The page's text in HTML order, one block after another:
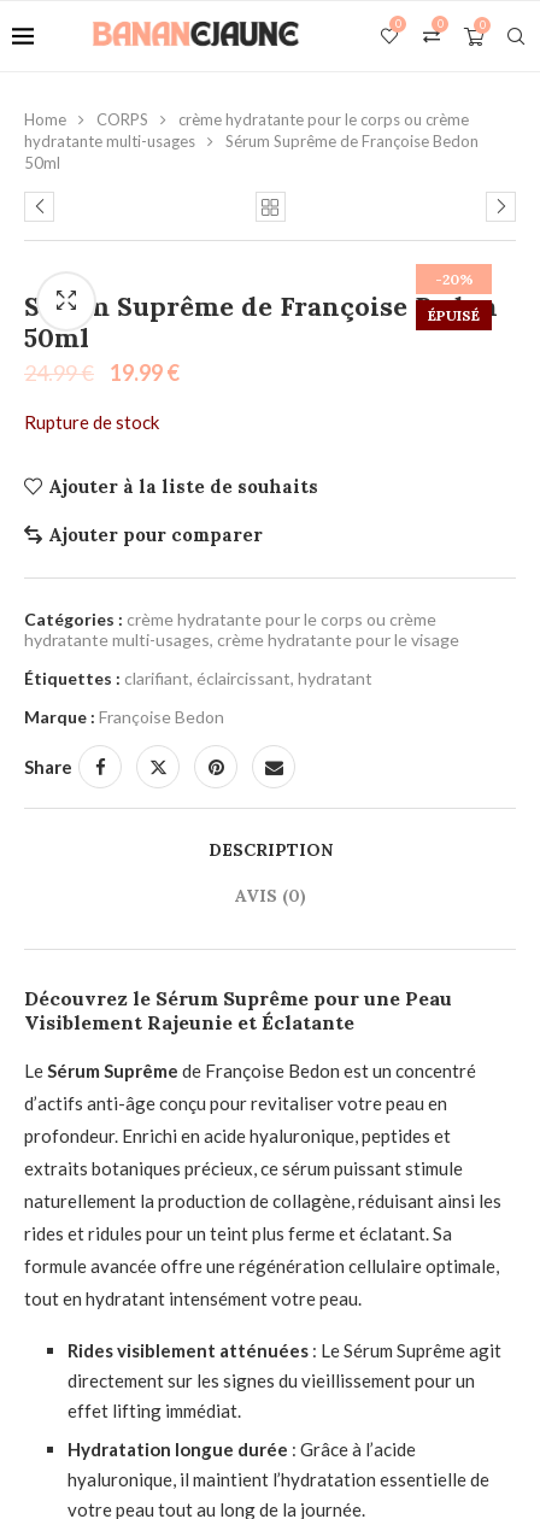
0
0
0
Home CORPS
crème hydratante pour le corps ou crème
hydratante multi-usages
Sérum Suprême de Françoise Bedon
50ml
-20%
ÉPUISÉ
Sérum Suprême de Françoise Bedon
50ml
24.99€ 19.99€
Rupture de stock
Ajouter à la liste de souhaits
Ajouter pour comparer
Catégories : crème hydratante pour le corps ou crème
hydratante multi-usages, crème hydratante pour le visage
Étiquettes : clarifiant, éclaircissant, hydratant
Marque : Françoise Bedon
Share
DESCRIPTION
AVIS (0)
Découvrez le Sérum Suprême pour une Peau
Visiblement Rajeunie et Éclatante
LeSérum Suprême de Françoise Bedon est un concentré
d’actifs anti-âge conçu pour revitaliser votre peau en
profondeur. Enrichi en acide hyaluronique, peptides et
extraits botaniques précieux, ce sérum puissant stimule
naturellement la production de collagène, réduisant ainsi les
rides et ridules pour un teint plus ferme et éclatant. Sa
formule avancée offre une régénération cellulaire optimale,
tout en hydratant intensément votre peau.
Rides visiblement atténuées : Le Sérum Suprême agit
directement sur les signes du vieillissement pour un
effet lifting immédiat.
Hydratation longue durée : Grâce à l’acide
hyaluronique, il maintient l’hydratation essentielle de
votre peau tout au long de la journée.